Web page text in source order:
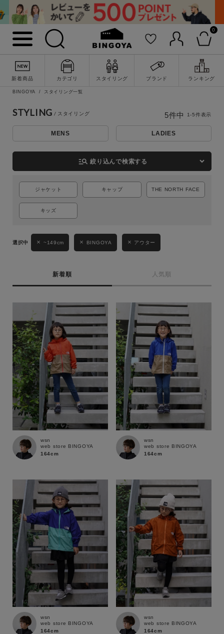
0
新着商品 カテゴリ スタイリング ブランド ランキング
キーワード
性別
MENS LADIES KIDS
カテゴリ
サイズ
ブランド
BINGOYA スタイリング一覧
STYLING
MENS LADIES
manage_search 絞り込んで検索する
ジャケット キャップ THE NORTH FACE
キッズ
~149cm BINGOYA アウター
新着順 人気順
5件中 1-5件表示
wsn
web store BINGOYA
164cm
wsn
web store BINGOYA
164cm
wsn
web store BINGOYA
164cm
wsn
web store BINGOYA
164cm